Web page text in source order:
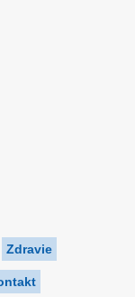
Zdravie